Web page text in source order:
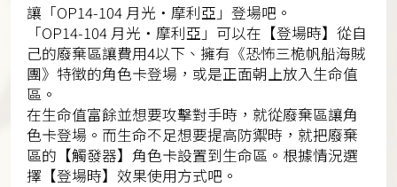
讓「OP14-104 月光・摩利亞」登場吧。
「OP14-104 月光・摩利亞」可以在【登場時】從自
己的廢棄區讓費用4以下、擁有《恐怖三桅帆船海賊
團》特徵的角色卡登場，或是正面朝上放入生命值
區。
在生命值富餘並想要攻擊對手時，就從廢棄區讓角
色卡登場。而生命不足想要提高防禦時，就把廢棄
區的【觸發器】角色卡設置到生命區。根據情況選
擇【登場時】效果使用方式吧。